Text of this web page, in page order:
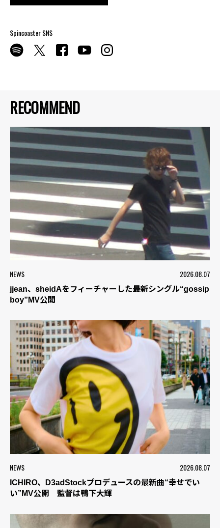
RECOMMEND
NEWS 2026.08.07
jjean、sheidAをフィーチャーした最新シングル“gossip
boy”MV公開
NEWS 2026.08.07
ICHIRO、D3adStockプロデュースの最新曲“幸せでい
い”MV公開 監督は鴨下大輝
Spincoaster SNS